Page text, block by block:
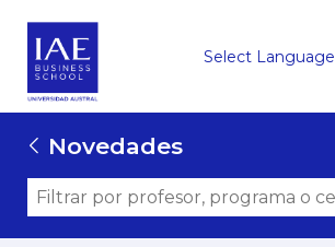
Select Language
Novedades